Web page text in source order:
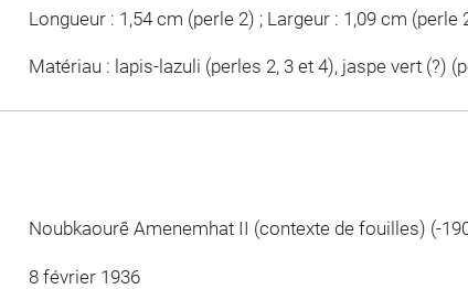
Longueur : 1,54 cm (perle 2) ; Largeur : 1,09 cm (perle
Matériau : lapis-lazuli (perles 2, 3 et 4), jaspe vert (?)
Noubkaourê Amenemhat II (contexte de fouilles) (-
8 février 1936